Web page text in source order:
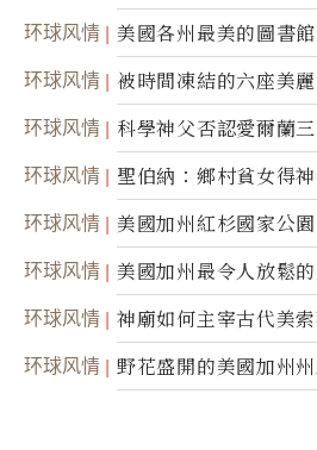
环球风情 美國各州最美的圖書館
环球风情 被時間凍結的六座美
环球风情
科學神父否認愛爾蘭
靈
环球风情 聖伯納：鄉村貧女得
环球风情 美國加州紅杉國家公園
环球风情 美國加州最令人放鬆
环球风情 神廟如何主宰古代美
环球风情 野花盛開的美國加州